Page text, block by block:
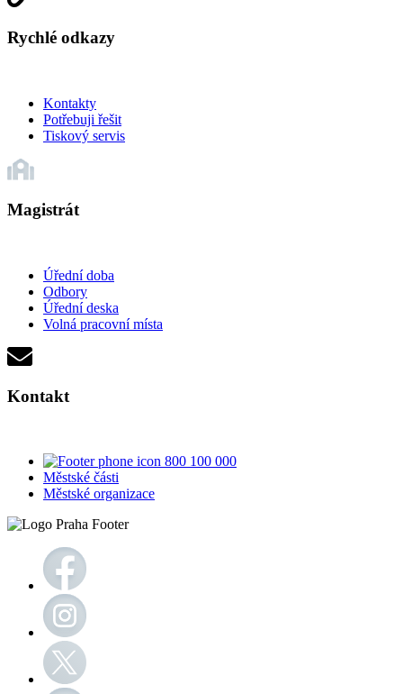
Rychlé odkazy
Kontakty
Potřebuji řešit
Tiskový servis
Magistrát
Úřední doba
Odbory
Úřední deska
Volná pracovní místa
Kontakt
800 100 000
Městské části
Městské organizace